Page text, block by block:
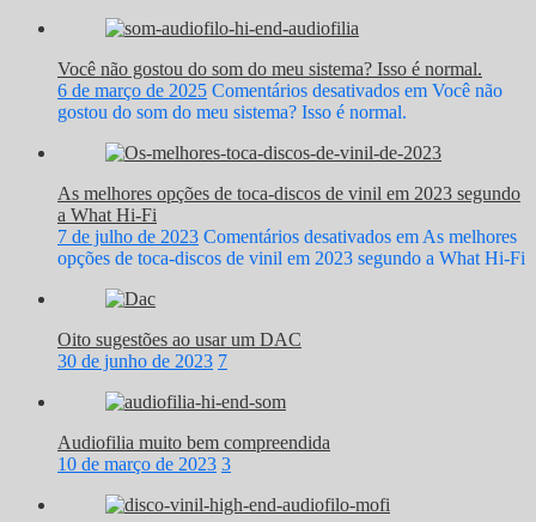
Você não gostou do som do meu sistema? Isso é normal.
6 de março de 2025 Comentários desativados em Você não
gostou do som do meu sistema? Isso é normal.
As melhores opções de toca-discos de vinil em 2023 segundo
a What Hi-Fi
7 de julho de 2023 Comentários desativados em As melhores
opções de toca-discos de vinil em 2023 segundo a What Hi-Fi
Oito sugestões ao usar um DAC
30 de junho de 2023 7
Audiofilia muito bem compreendida
10 de março de 2023 3